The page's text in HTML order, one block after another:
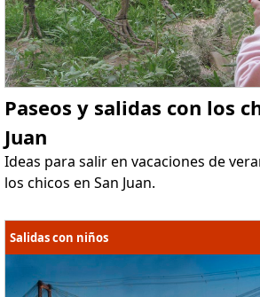
Paseos y salidas con los
Juan
Ideas para salir en vacaciones de
los chicos en San Juan.
Salidas con niños